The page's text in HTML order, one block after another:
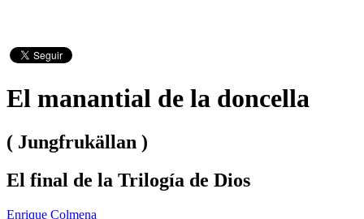
El manantial de la doncella
( Jungfrukällan )
El final de la Trilogía de Dios
Enrique Colmena